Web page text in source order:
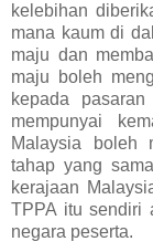
kelebihan
mana kaum di
maju dan
maju boleh
kepada
mempunyai
Malaysia boleh
tahap yang
kerajaan
TPPA itu sendiri
negara peserta.